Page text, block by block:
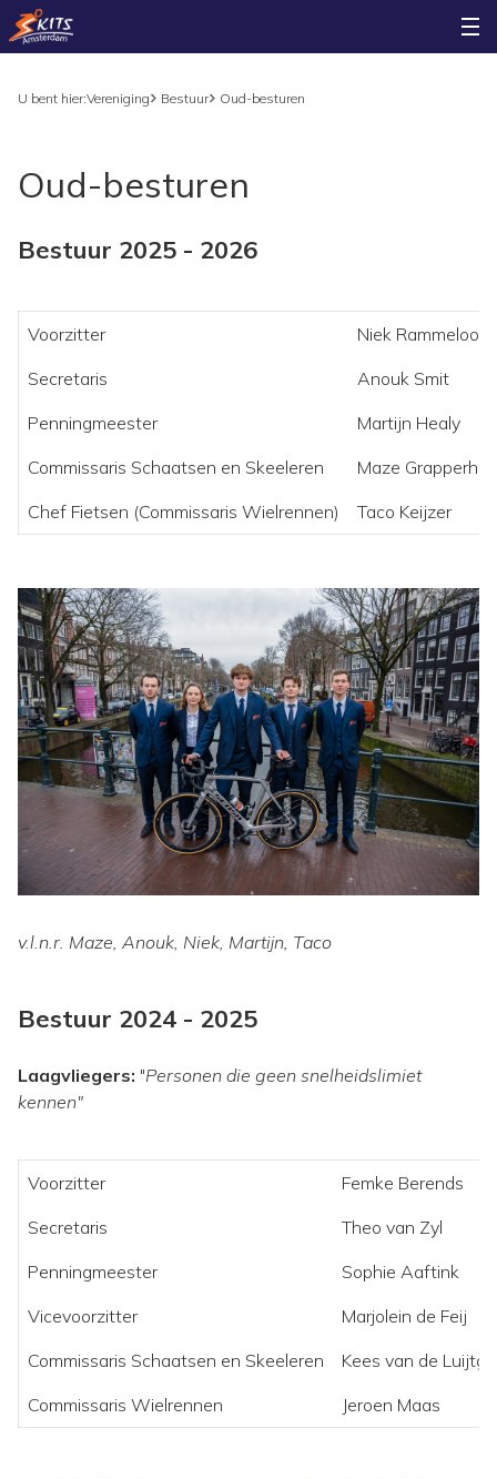
U bent hier:Vereniging Bestuur Oud-besturen
Oud-besturen
Bestuur 2025 - 2026
Voorzitter
Niek Rammeloo
Secretaris
Anouk Smit
Penningmeester
Martijn Healy
Commissaris Schaatsen en Skeeleren
Maze
Chef Fietsen (Commissaris Wielrennen)
Taco Keijzer
v.l.n.r. Maze, Anouk, Niek, Martijn, Taco
Bestuur 2024 - 2025
Laagvliegers: "Personen die geen snelheidslimiet
kennen"
Voorzitter
Femke Berends
Secretaris
Theo van Zyl
Penningmeester
Sophie Aaftink
Vicevoorzitter
Marjolein de Feij
Commissaris Schaatsen en Skeeleren
Kees van de
Commissaris Wielrennen
Jeroen Maas